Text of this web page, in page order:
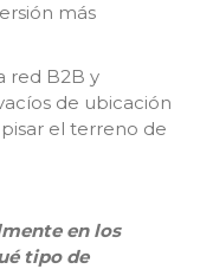
más
red B2B y
de ubicación
el terreno de
en los
tipo de